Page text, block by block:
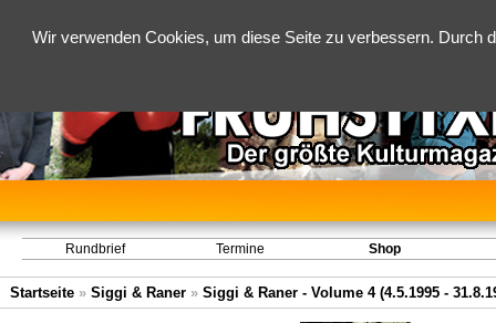
Wir verwenden Cookies, um diese Seite zu verbessern.
Rundbrief Termine Shop
Startseite » Siggi & Raner » Siggi & Raner - Volume 4 (4.5.1995 -